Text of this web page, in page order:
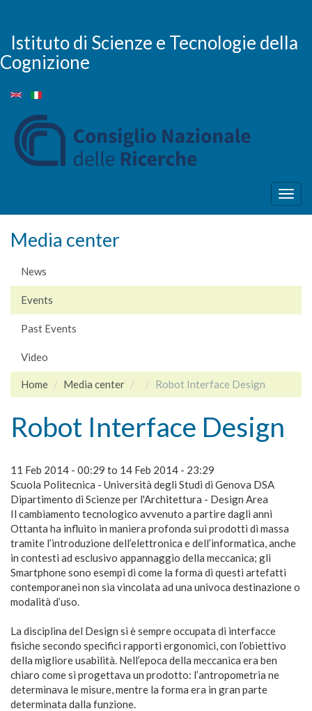
main
content
Istituto di Scienze e Tecnologie della
Cognizione
Media center
News
Events
Past Events
Video
Home Media center Robot Interface Design
Robot Interface Design
11 Feb 2014 - 00:29 to 14 Feb 2014 - 23:29
Scuola Politecnica - Università degli Studi di Genova DSA
Dipartimento di Scienze per l'Architettura - Design Area
Il cambiamento tecnologico avvenuto a partire dagli anni
Ottanta ha influito in maniera profonda sui prodotti di massa
tramite l’introduzione dell’elettronica e dell’informatica, anche
in contesti ad esclusivo appannaggio della meccanica; gli
Smartphone sono esempi di come la forma di questi artefatti
contemporanei non sia vincolata ad una univoca destinazione o
modalità d’uso.
La disciplina del Design si è sempre occupata di interfacce
fisiche secondo specifici rapporti ergonomici, con l’obiettivo
della migliore usabilità. Nell’epoca della meccanica era ben
chiaro come si progettava un prodotto: l’antropometria ne
determinava le misure, mentre la forma era in gran parte
determinata dalla funzione.